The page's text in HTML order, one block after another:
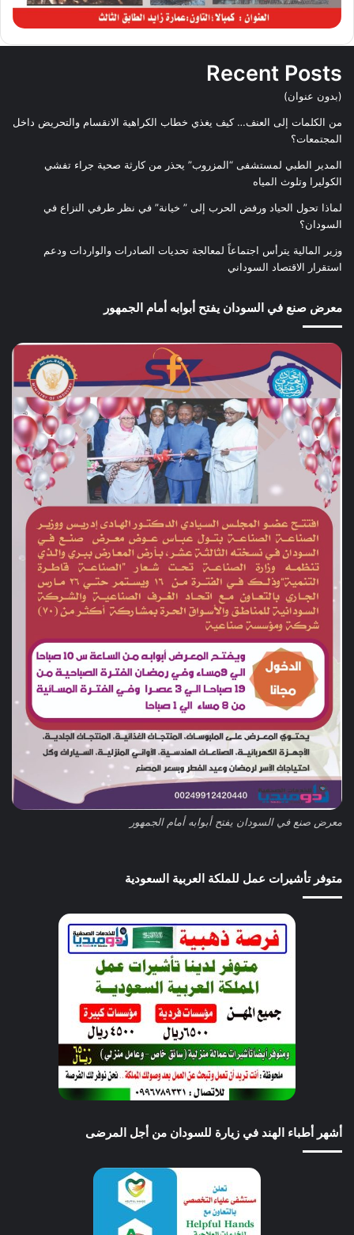
Recent Posts
(بدون عنوان)
من الكلمات إلى العنف… كيف يغذي خطاب الكراهية الانقسام والتحريض داخل
المجتمعات؟
المدير الطبي لمستشفى “المزروب” يحذر من كارثة صحية جراء تفشي
الكوليرا وتلوث المياه
لماذا تحول الحياد ورفض الحرب إلى ” خيانة” في نظر طرفي النزاع في
السودان؟
وزير المالية يترأس اجتماعاً لمعالجة تحديات الصادرات والواردات ودعم
استقرار الاقتصاد السوداني
معرض صنع في السودان يفتح أبوابه أمام الجمهور
معرض صنع في السودان يفتح أبوابه أمام الجمهور
متوفر تأشيرات عمل للملكة العربية السعودية
أشهر أطباء الهند في زيارة للسودان من أجل المرضى